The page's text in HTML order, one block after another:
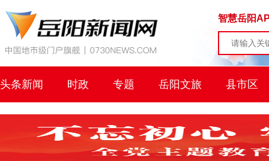
智慧岳阳
头条新闻 时政 专题 岳阳文旅 县市区